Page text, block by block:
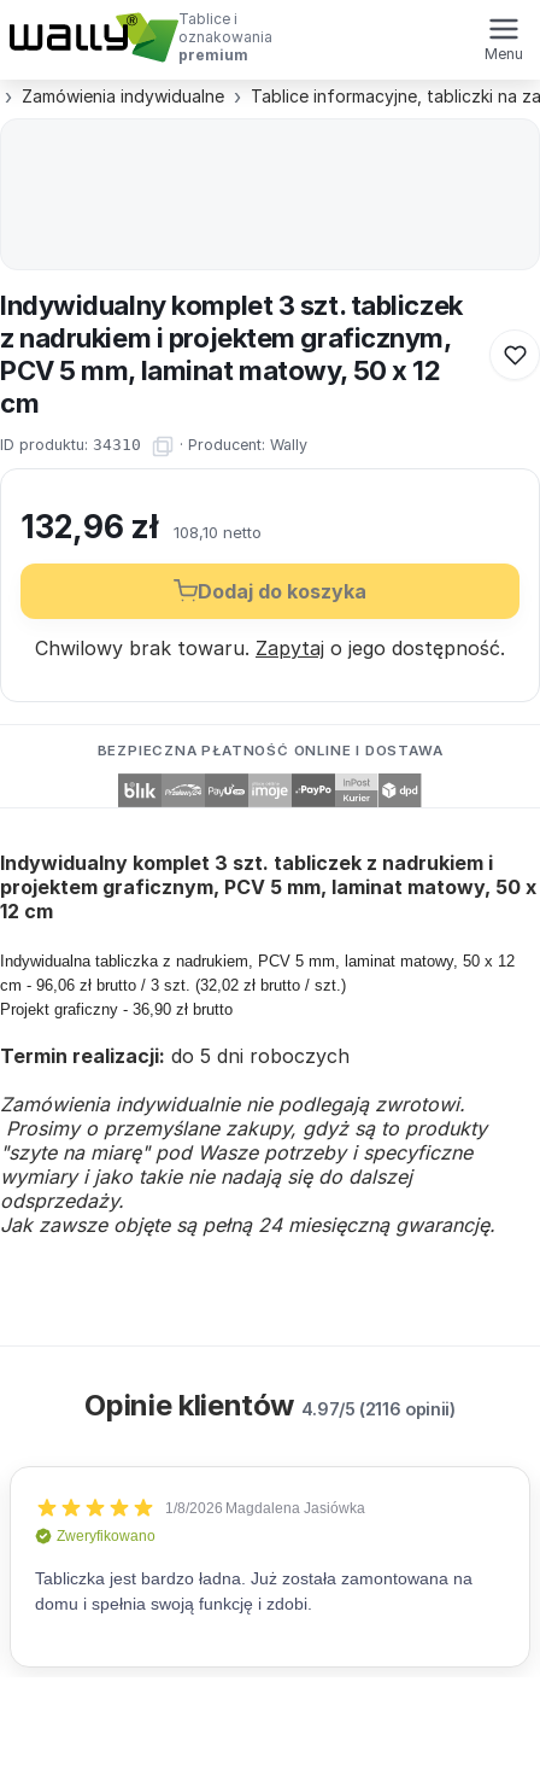
Tablice i
oznakowania
premium
Menu
Zamówienia indywidualne Tablice informacyjne, tabliczki na
Indywidualny komplet 3 szt. tabliczek
z nadrukiem i projektem graficznym,
PCV 5 mm, laminat matowy, 50 x 12
cm
ID produktu: 34310 · Producent: Wally
132,96 zł 108,10 netto
Dodaj do koszyka
Chwilowy brak towaru. Zapytaj o jego dostępność.
BEZPIECZNA PŁATNOŚĆ ONLINE I DOSTAWA
Indywidualny komplet 3 szt. tabliczek z nadrukiem i
projektem graficznym, PCV 5 mm, laminat matowy, 50 x
12 cm
Indywidualna tabliczka z nadrukiem, PCV 5 mm, laminat matowy, 50 x 12
cm - 96,06 zł brutto / 3 szt. (32,02 zł brutto / szt.)
Projekt graficzny - 36,90 zł brutto
Termin realizacji: do 5 dni roboczych
Zamówienia indywidualnie nie podlegają zwrotowi.
Prosimy o przemyślane zakupy, gdyż są to produkty
"szyte na miarę" pod Wasze potrzeby i specyficzne
wymiary i jako takie nie nadają się do dalszej
odsprzedaży.
Jak zawsze objęte są pełną 24 miesięczną gwarancję.
Opinie klientów 4.97/5 (2116 opinii)